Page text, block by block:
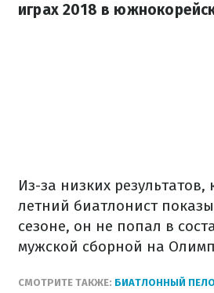
играх 2018 в
Из-за низких результатов,
летний биатлонист
сезоне, он не попал в
мужской сборной на
СМОТРИТЕ ТАКЖЕ: БИАТЛОННЫЙ